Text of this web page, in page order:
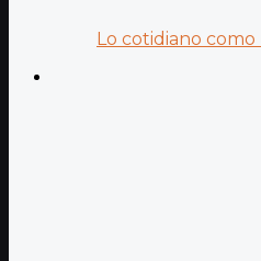
Lo cotidiano como